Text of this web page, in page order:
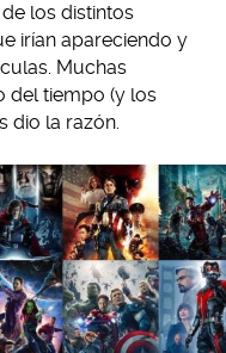
los distintos
irían apareciendo y
Muchas
del tiempo (y los
dio la razón.